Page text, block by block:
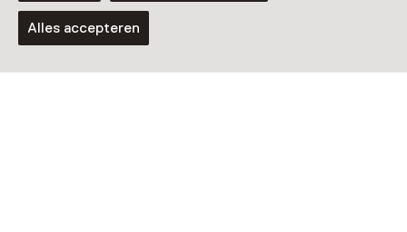
Alles accepteren
030 - 68 86 800
Meer openingstijden